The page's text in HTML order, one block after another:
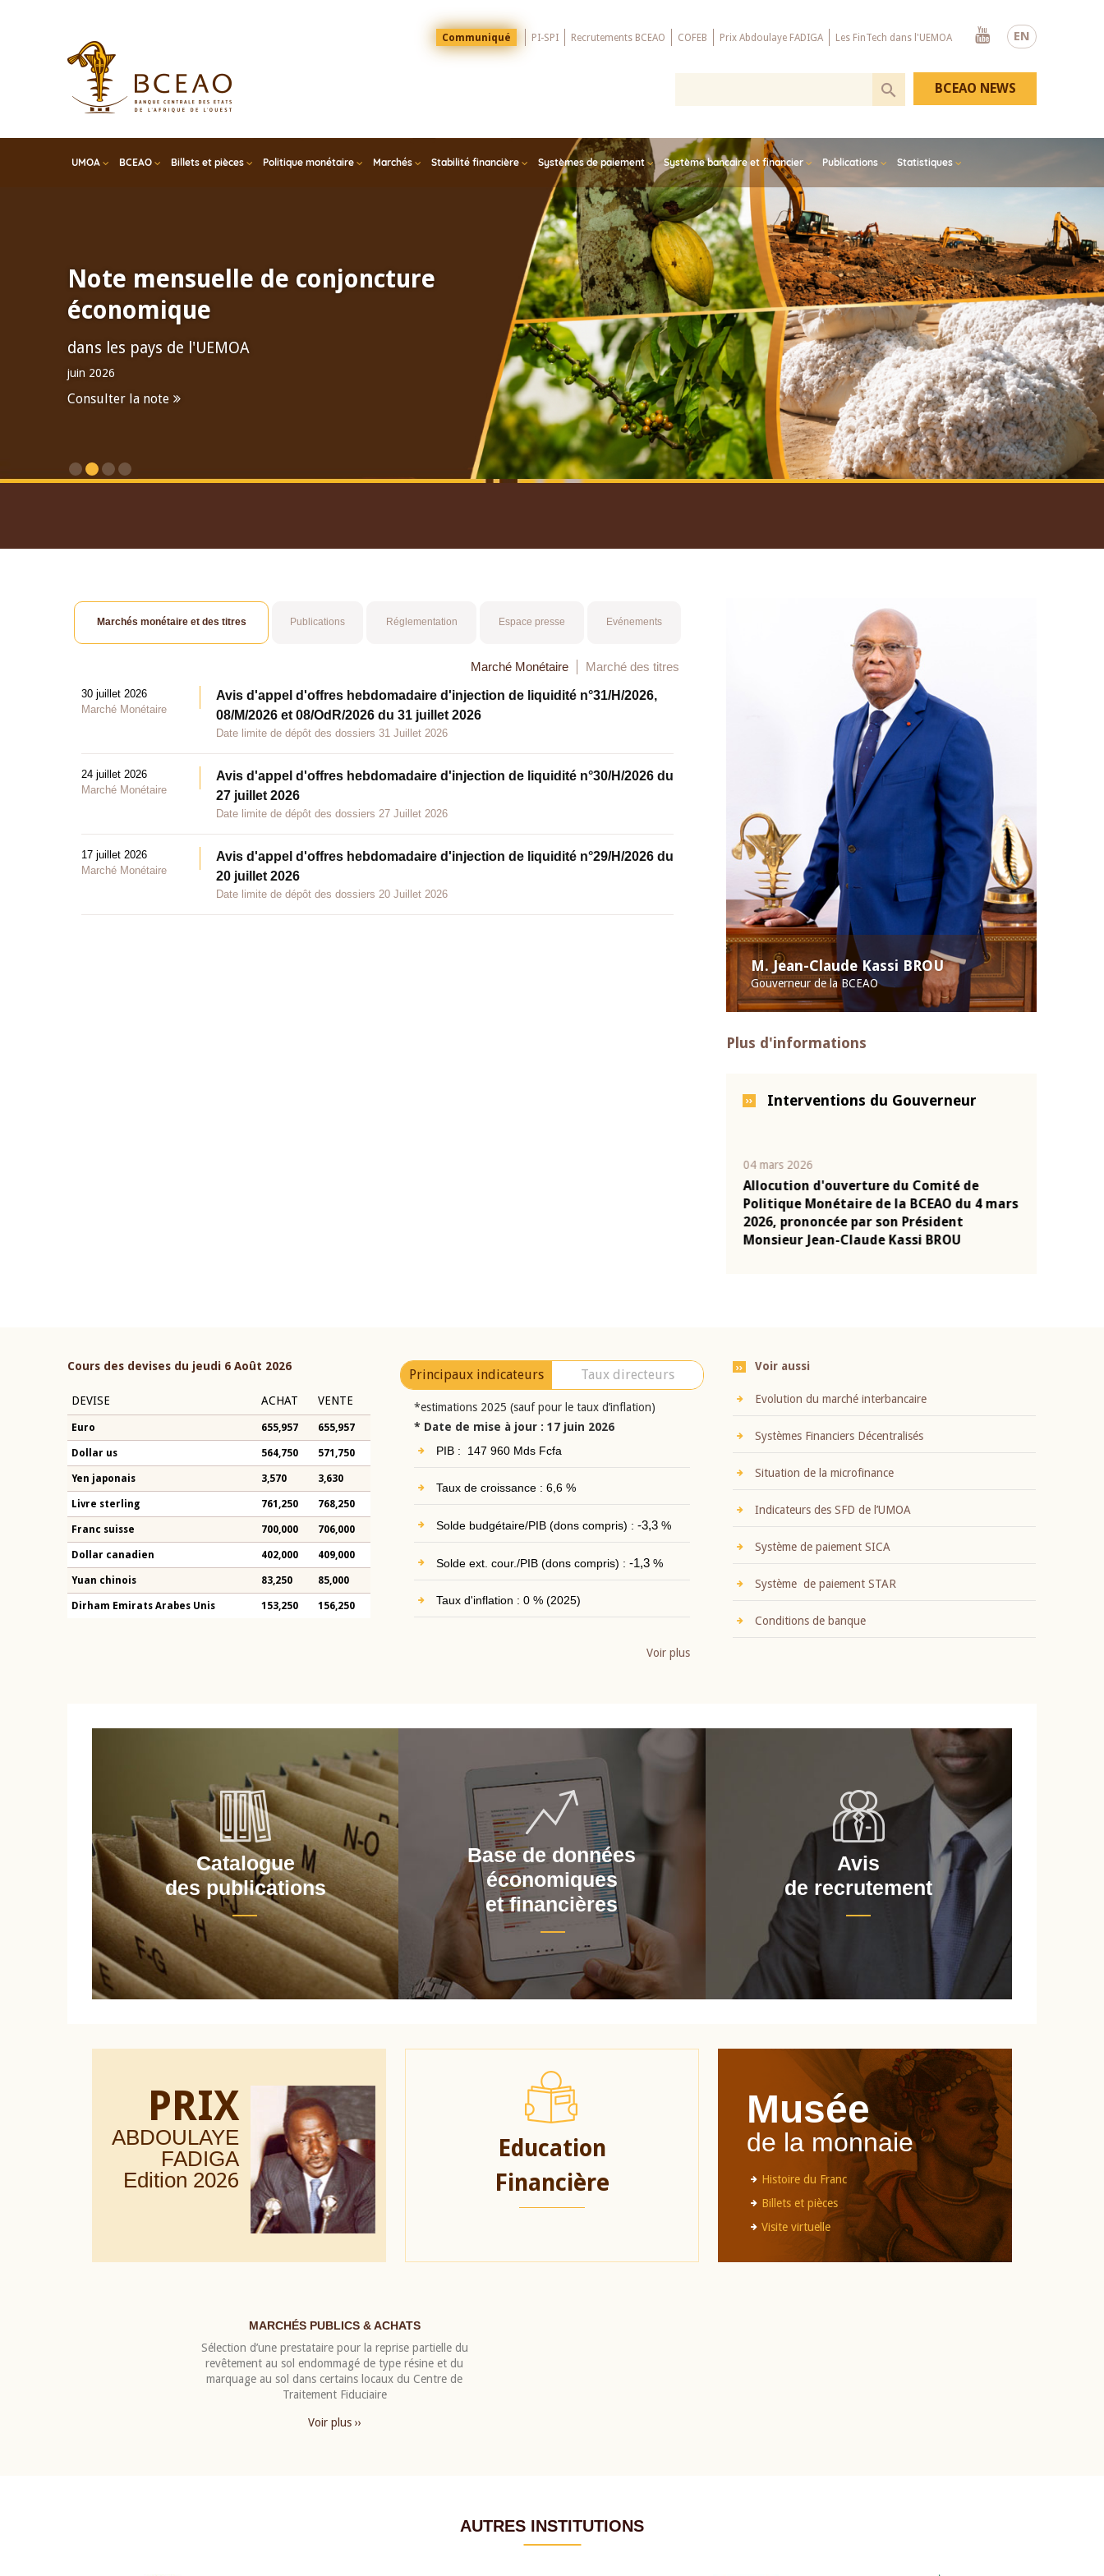
EN
Menu
Top
Communiqué PI-SPI Recrutements BCEAO COFEB Prix Abdoulaye FADIGA Les FinTech dans l'UEMOA
Youtube
UMOA BCEAO Billets et pièces Politique monétaire Marchés Stabilité financière Systèmes de paiement Système bancaire et financier Publications Statistiques
BCEAO NEWS
Note mensuelle de conjoncture
économique
dans les pays de l'UEMOA
juin 2026
Consulter la note
M. Jean-Claude Kassi BROU
Gouverneur de la BCEAO
Plus d'informations
Interventions du Gouverneur
04 mars 2026
Allocution d'ouverture du Comité de
Politique Monétaire de la BCEAO du 4 mars
2026, prononcée par son Président
Monsieur Jean-Claude Kassi BROU
Marchés monétaire et des titres Publications Réglementation Espace presse Evénements
Marché Monétaire Marché des titres
30 juillet 2026
Marché Monétaire
Avis d'appel d'offres hebdomadaire d'injection de liquidité n°31/H/2026,
08/M/2026 et 08/OdR/2026 du 31 juillet 2026
Date limite de dépôt des dossiers 31 Juillet 2026
24 juillet 2026
Marché Monétaire
Avis d'appel d'offres hebdomadaire d'injection de liquidité n°30/H/2026 du
27 juillet 2026
Date limite de dépôt des dossiers 27 Juillet 2026
17 juillet 2026
Marché Monétaire
Avis d'appel d'offres hebdomadaire d'injection de liquidité n°29/H/2026 du
20 juillet 2026
Date limite de dépôt des dossiers 20 Juillet 2026
Cours des devises du jeudi 6 Août 2026
DEVISE ACHAT VENTE
Euro 655,957 655,957
Dollar us 564,750 571,750
Yen japonais 3,570 3,630
Livre sterling 761,250 768,250
Franc suisse 700,000 706,000
Dollar canadien 402,000 409,000
Yuan chinois 83,250 85,000
Dirham Emirats Arabes Unis 153,250 156,250
Principaux indicateurs Taux directeurs
*estimations 2025 (sauf pour le taux d’inflation)
* Date de mise à jour : 17 juin 2026
PIB : 147 960 Mds Fcfa
Taux de croissance : 6,6 %
Solde budgétaire/PIB (dons compris) : -3,3%
Solde ext. cour./PIB (dons compris) : -1,3%
Taux d'inflation : 0 % (2025)
Voir plus
Voir aussi
Evolution du marché interbancaire
Systèmes Financiers Décentralisés
Situation de la microfinance
Indicateurs des SFD de l’UMOA
Système de paiement SICA
Système de paiement STAR
Conditions de banque
Catalogue
des publications
Base de données
économiques
et financières
Avis
de recrutement
PRIX
ABDOULAYE
FADIGA
Edition 2026
Education
Financière
Musée
de la monnaie
Histoire du Franc
Billets et pièces
Visite virtuelle
MARCHÉS PUBLICS & ACHATS
Sélection d’une prestataire pour la reprise partielle du
revêtement au sol endommagé de type résine et du
marquage au sol dans certains locaux du Centre de
Traitement Fiduciaire
Voir plus ››
AUTRES INSTITUTIONS